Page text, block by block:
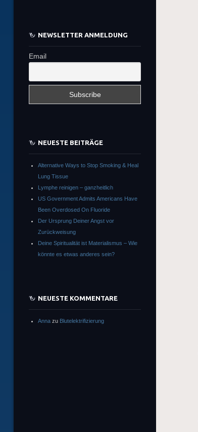
NEWSLETTER ANMELDUNG
Email
NEUESTE BEITRÄGE
Alternative Ways to Stop Smoking & Heal
Lung Tissue
Lymphe reinigen – ganzheitlich
US Government Admits Americans Have
Been Overdosed On Fluoride
Der Ursprung Deiner Angst vor
Zurückweisung
Deine Spiritualität ist Materialismus – Wie
könnte es etwas anderes sein?
NEUESTE KOMMENTARE
Anna zu Blutelektrifizierung